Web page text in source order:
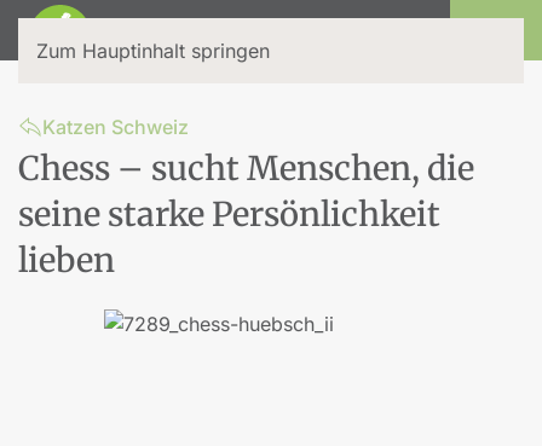
Zum Hauptinhalt springen
Katzen Schweiz
Chess – sucht Menschen, die
seine starke Persönlichkeit
lieben